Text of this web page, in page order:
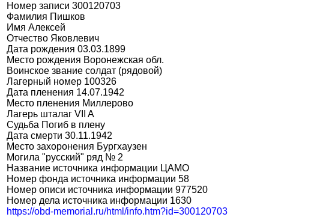
Номер записи 300120703
Фамилия Пишков
Имя Алексей
Отчество Яковлевич
Дата рождения 03.03.1899
Место рождения Воронежская обл.
Воинское звание солдат (рядовой)
Лагерный номер 100326
Дата пленения 14.07.1942
Место пленения Миллерово
Лагерь шталаг VII A
Судьба Погиб в плену
Дата смерти 30.11.1942
Место захоронения Бургхаузен
Могила "русский" ряд № 2
Название источника информации ЦАМО
Номер фонда источника информации 58
Номер описи источника информации 977520
Номер дела источника информации 1630
https://obd-memorial.ru/html/info.htm?id=300120703